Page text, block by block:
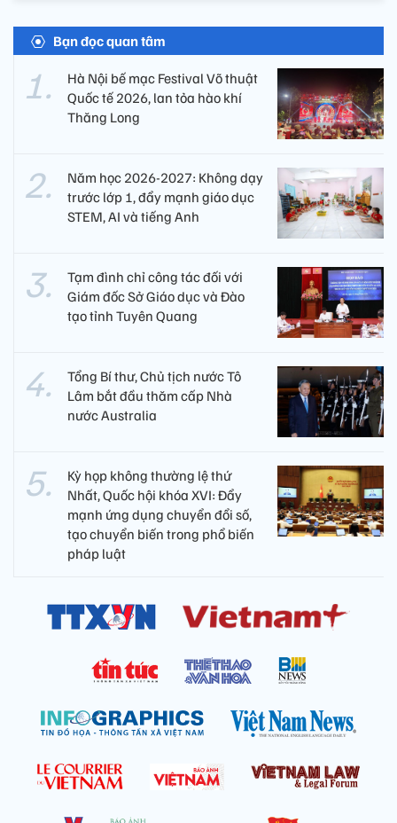
Bạn đọc quan tâm
Hà Nội bế mạc Festival Võ thuật
Quốc tế 2026, lan tỏa hào khí
Thăng Long
Năm học 2026-2027: Không dạy
trước lớp 1, đẩy mạnh giáo dục
STEM, AI và tiếng Anh
Tạm đình chỉ công tác đối với
Giám đốc Sở Giáo dục và Đào
tạo tỉnh Tuyên Quang
Tổng Bí thư, Chủ tịch nước Tô
Lâm bắt đầu thăm cấp Nhà
nước Australia
Kỳ họp không thường lệ thứ
Nhất, Quốc hội khóa XVI: Đẩy
mạnh ứng dụng chuyển đổi số,
tạo chuyển biến trong phổ biến
pháp luật